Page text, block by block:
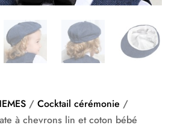
/ Cocktail cérémonie /
à chevrons lin et coton bébé